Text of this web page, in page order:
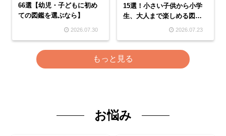
66選【幼児・子どもに初め
ての図鑑を選ぶなら】
2026.07.30
15選！小さい子供から小学
生、大人まで楽しめる図鑑
2026.07.23
もっと見る
お悩み